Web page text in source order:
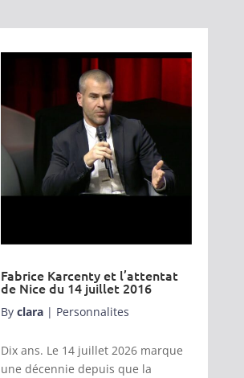
Fabrice Karcenty et l’attentat
de Nice du 14 juillet 2016
By clara| Personnalites
Dix ans. Le 14 juillet 2026 marque
une décennie depuis que la